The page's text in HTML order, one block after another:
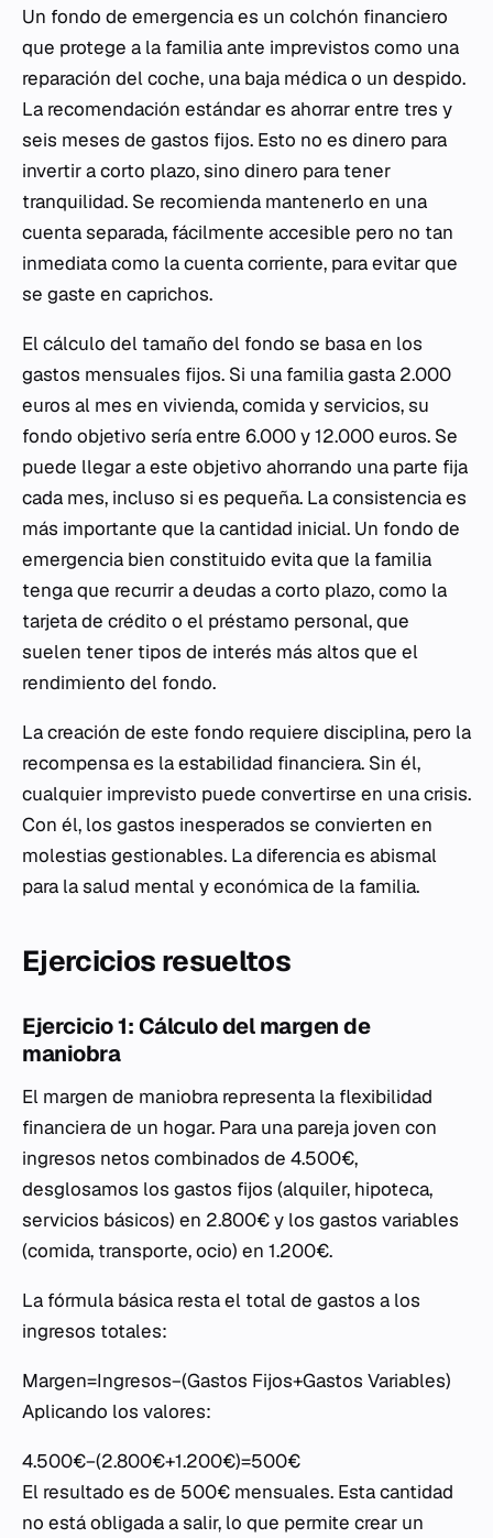
Un fondo de emergencia es un colchón financiero
que protege a la familia ante imprevistos como una
reparación del coche, una baja médica o un despido.
La recomendación estándar es ahorrar entre tres y
seis meses de gastos fijos. Esto no es dinero para
invertir a corto plazo, sino dinero para tener
tranquilidad. Se recomienda mantenerlo en una
cuenta separada, fácilmente accesible pero no tan
inmediata como la cuenta corriente, para evitar que
se gaste en caprichos.
El cálculo del tamaño del fondo se basa en los
gastos mensuales fijos. Si una familia gasta 2.000
euros al mes en vivienda, comida y servicios, su
fondo objetivo sería entre 6.000 y 12.000 euros. Se
puede llegar a este objetivo ahorrando una parte fija
cada mes, incluso si es pequeña. La consistencia es
más importante que la cantidad inicial. Un fondo de
emergencia bien constituido evita que la familia
tenga que recurrir a deudas a corto plazo, como la
tarjeta de crédito o el préstamo personal, que
suelen tener tipos de interés más altos que el
rendimiento del fondo.
La creación de este fondo requiere disciplina, pero la
recompensa es la estabilidad financiera. Sin él,
cualquier imprevisto puede convertirse en una crisis.
Con él, los gastos inesperados se convierten en
molestias gestionables. La diferencia es abismal
para la salud mental y económica de la familia.
Ejercicios resueltos
Ejercicio 1: Cálculo del margen de
maniobra
El margen de maniobra representa la flexibilidad
financiera de un hogar. Para una pareja joven con
ingresos netos combinados de 4.500€,
desglosamos los gastos fijos (alquiler, hipoteca,
servicios básicos) en 2.800€ y los gastos variables
(comida, transporte, ocio) en 1.200€.
La fórmula básica resta el total de gastos a los
ingresos totales:
Margen=Ingresos−(Gastos Fijos+Gastos Variables)
Aplicando los valores:
4.500€−(2.800€+1.200€)=500€
El resultado es de 500€ mensuales. Esta cantidad
no está obligada a salir, lo que permite crear un